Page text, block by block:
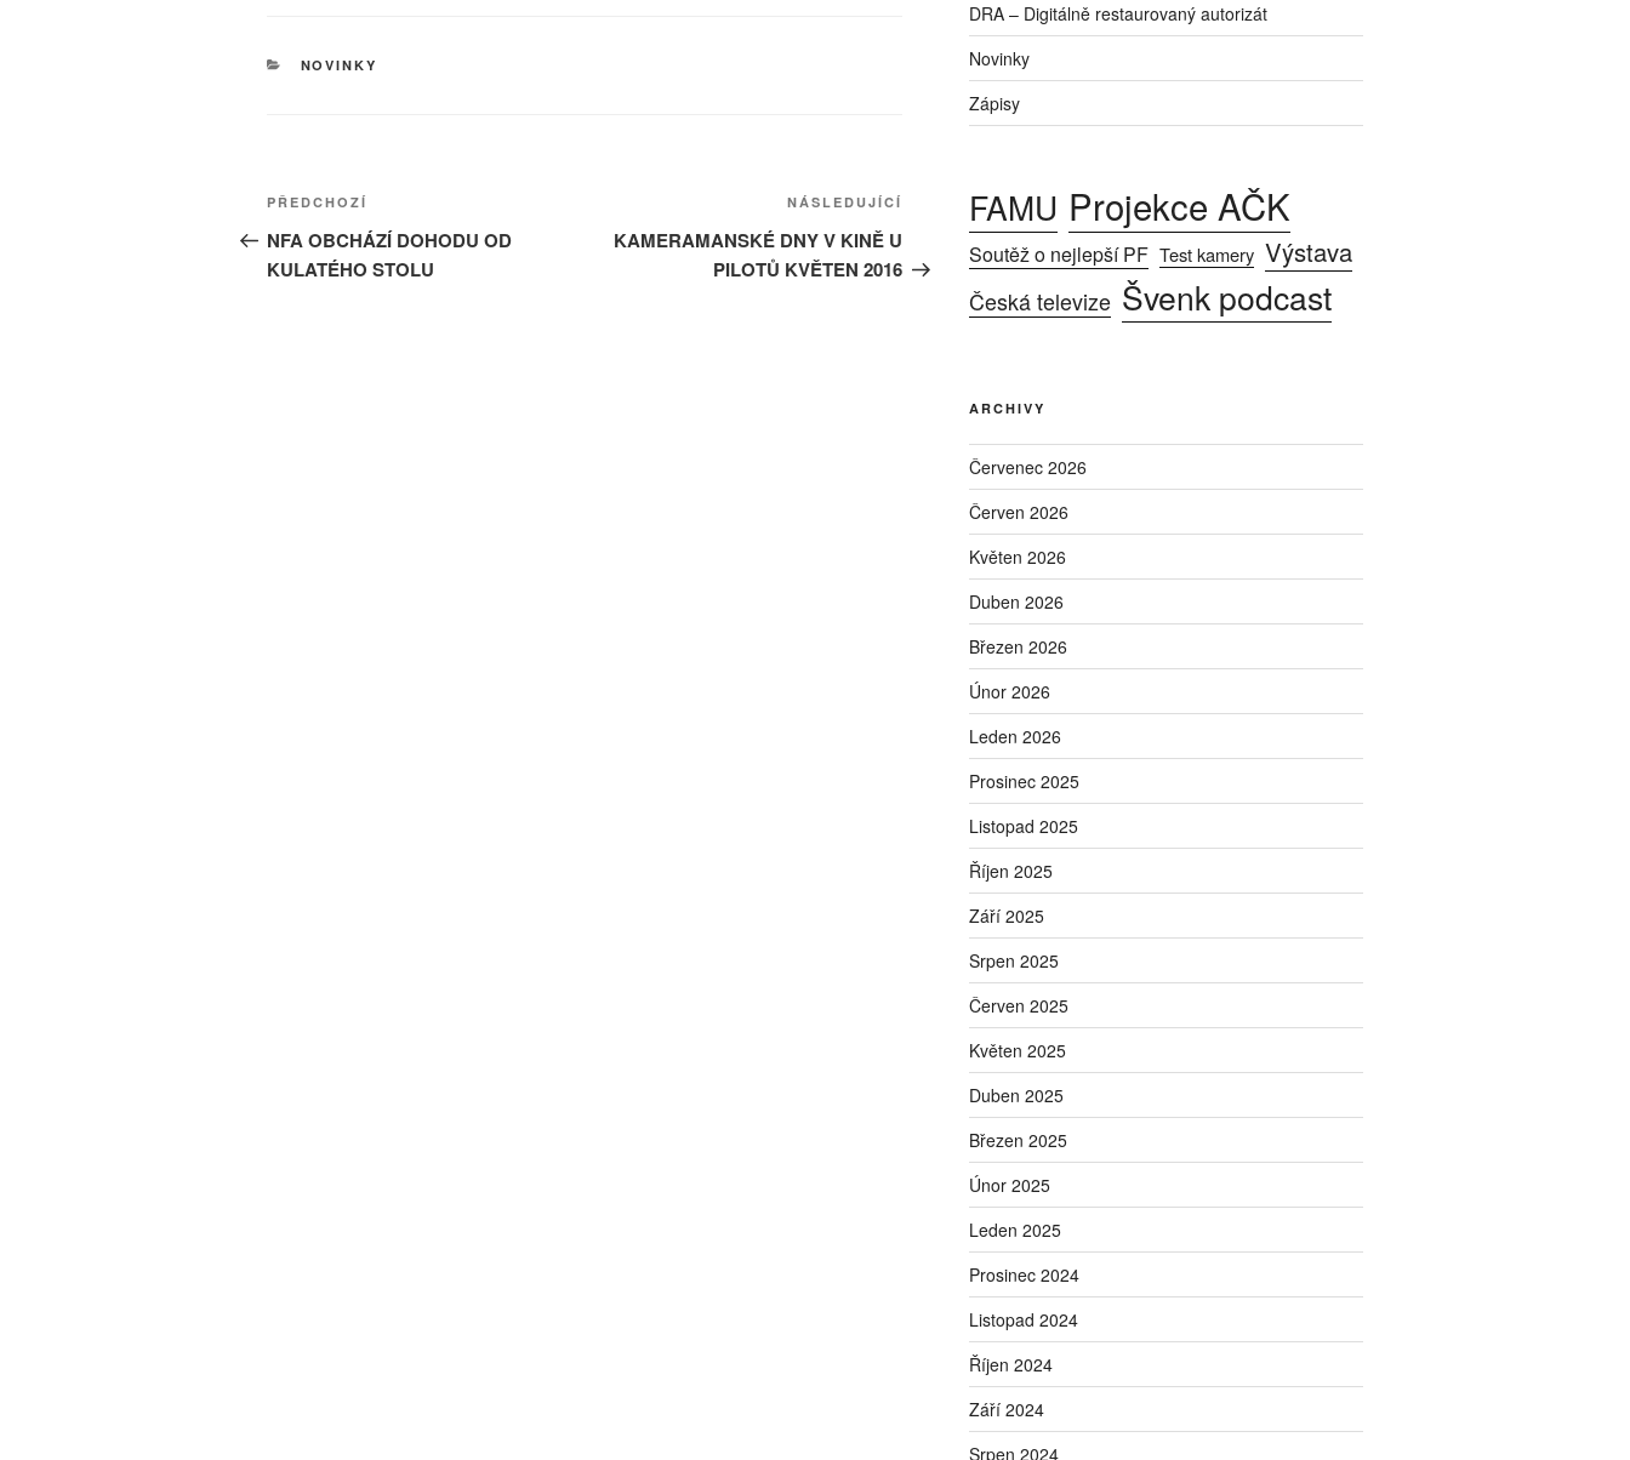
RUBRIKY
NOVINKY
Navigace
pro
příspěvek
Předchozí
příspěvek
PŘEDCHOZÍ
NFA OBCHÁZÍ DOHODU OD
KULATÉHO STOLU
Následující
příspěvek
NÁSLEDUJÍCÍ
KAMERAMANSKÉ DNY V KINĚ U
PILOTŮ KVĚTEN 2016
DRA – Digitálně restaurovaný autorizát
Novinky
Zápisy
FAMU Projekce AČK
Soutěž o nejlepší PF Test kamery Výstava
Česká televize Švenk podcast
ARCHIVY
Červenec 2026
Červen 2026
Květen 2026
Duben 2026
Březen 2026
Únor 2026
Leden 2026
Prosinec 2025
Listopad 2025
Říjen 2025
Září 2025
Srpen 2025
Červen 2025
Květen 2025
Duben 2025
Březen 2025
Únor 2025
Leden 2025
Prosinec 2024
Listopad 2024
Říjen 2024
Září 2024
Srpen 2024